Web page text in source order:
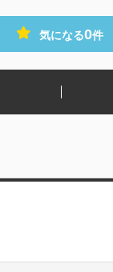
気になる0件